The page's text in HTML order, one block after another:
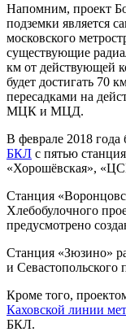
Напомним, проект
подземки является
московского
существующие
км от действующей
будет достигать 70
пересадками на
МЦК и МЦД.
В феврале 2018 года
БКЛ с пятью
«Хорошёвская»,
Станция
Хлебобулочного
предусмотрено
Станция «Зюзино»
и Севастопольского
Кроме того,
Каховской линии
БКЛ.